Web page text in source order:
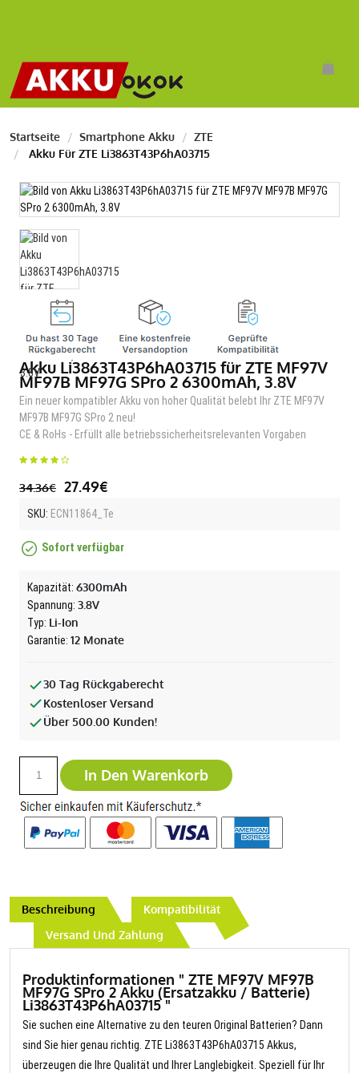
Startseite Smartphone Akku
ZTE
Akku Für ZTE Li3863T43P6hA03715
Akku Li3863T43P6hA03715 für ZTE MF97V
MF97B MF97G SPro 2 6300mAh, 3.8V
Ein neuer kompatibler Akku von hoher Qualität belebt Ihr ZTE MF97V
MF97B MF97G SPro 2 neu!
CE & RoHs - Erfüllt alle betriebssicherheitsrelevanten Vorgaben
34.36€ 27.49€
SKU: ECN11864_Te
Sofort verfügbar
Kapazität: 6300mAh
Spannung: 3.8V
Typ: Li-Ion
Garantie: 12 Monate
30 Tag Rückgaberecht
Kostenloser Versand
Über 500.00 Kunden!
In Den Warenkorb
Beschreibung
Kompatibilität
Versand Und Zahlung
Produktinformationen " ZTE MF97V MF97B
MF97G SPro 2 Akku (Ersatzakku / Batterie)
Li3863T43P6hA03715 "
Sie suchen eine Alternative zu den teuren Original Batterien? Dann
sind Sie hier genau richtig. ZTE Li3863T43P6hA03715 Akkus,
überzeugen die Ihre Qualität und Ihrer Langlebigkeit. Speziell für Ihr